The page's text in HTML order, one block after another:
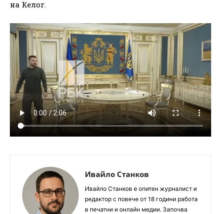
на Келог.
Ивайло Станков
Ивайло Станков е опитен журналист и
редактор с повече от 18 години работа
в печатни и онлайн медии. Започва